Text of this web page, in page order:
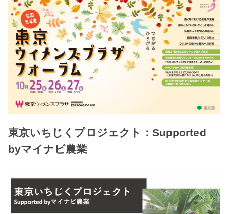
東京いちじくプロジェクト：Supported
byマイナビ農業